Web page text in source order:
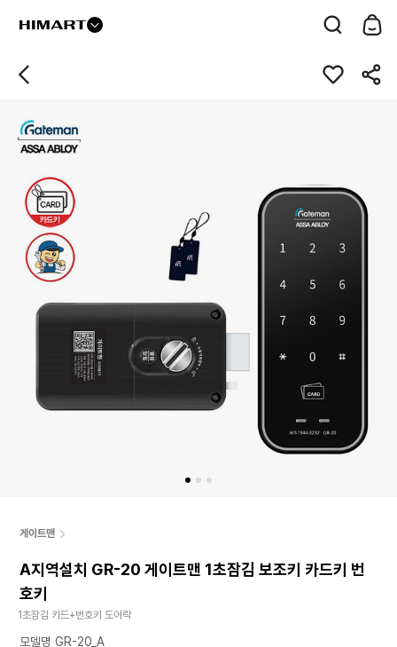
게이트맨
A지역설치 GR-20 게이트맨 1초잠김 보조키 카드키 번
호키
1초잠김 카드+번호키 도어락
모델명 GR-20_A